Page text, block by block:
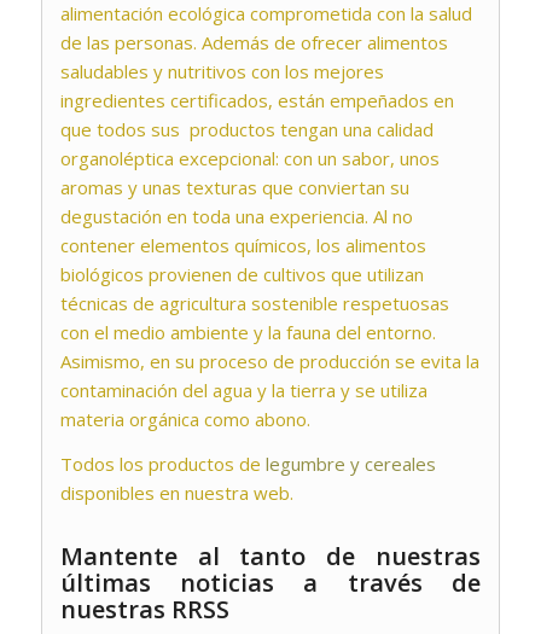
alimentación ecológica comprometida con la salud
de las personas. Además de ofrecer alimentos
saludables y nutritivos con los mejores
ingredientes certificados, están empeñados en
que todos sus productos tengan una calidad
organoléptica excepcional: con un sabor, unos
aromas y unas texturas que conviertan su
degustación en toda una experiencia. Al no
contener elementos químicos, los alimentos
biológicos provienen de cultivos que utilizan
técnicas de agricultura sostenible respetuosas
con el medio ambiente y la fauna del entorno.
Asimismo, en su proceso de producción se evita la
contaminación del agua y la tierra y se utiliza
materia orgánica como abono.
Todos los productos de legumbre y cereales
disponibles en nuestra web.
Mantente al tanto de nuestras
últimas noticias a través de
nuestras RRSS